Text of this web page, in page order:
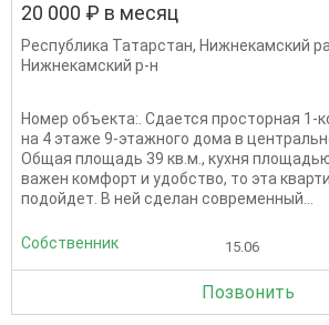
20 000 ₽ в месяц
Республика Татарстан, Нижнекамский
Нижнекамский р-н
Номер объекта:. Сдается просторная 1-
на 4 этаже 9-этажного дома в
Общая площадь 39 кв.м., кухня
важен комфорт и удобство, то эта
подойдет. В ней сделан современный...
Собственник 15.06
Позвонить